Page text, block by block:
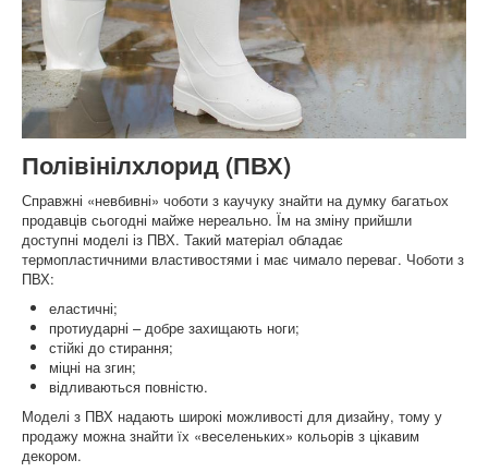
Полівінілхлорид (ПВХ)
Справжні «невбивні» чоботи з каучуку знайти на думку багатьох
продавців сьогодні майже нереально. Їм на зміну прийшли
доступні моделі із ПВХ. Такий матеріал обладає
термопластичними властивостями і має чимало переваг. Чоботи з
ПВХ:
еластичні;
протиударні – добре захищають ноги;
стійкі до стирання;
міцні на згин;
відливаються повністю.
Моделі з ПВХ надають широкі можливості для дизайну, тому у
продажу можна знайти їх «веселеньких» кольорів з цікавим
декором.